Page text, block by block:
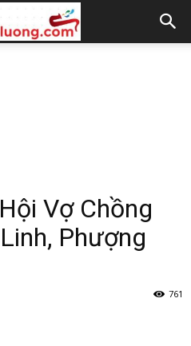
Vợ Chồng
Phượng
761